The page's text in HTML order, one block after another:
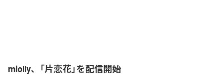
miolly、「片恋花」を配信開始